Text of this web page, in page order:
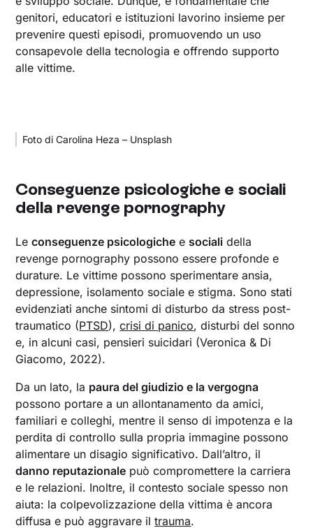
genitori, educatori e istituzioni lavorino insieme per
prevenire questi episodi, promuovendo un uso
consapevole della tecnologia e offrendo supporto
alle vittime.
Foto di Carolina Heza – Unsplash
Conseguenze psicologiche e sociali
della revenge pornography
Leconseguenze psicologiche e sociali della
revenge pornography possono essere profonde e
durature. Le vittime possono sperimentare ansia,
depressione, isolamento sociale e stigma. Sono stati
evidenziati anche sintomi di disturbo da stress post-
traumatico (PTSD),crisi di panico, disturbi del sonno
e, in alcuni casi, pensieri suicidari (Veronica & Di
Giacomo, 2022).
Da un lato, la paura del giudizio e la vergogna
possono portare a un allontanamento da amici,
familiari e colleghi, mentre il senso di impotenza e la
perdita di controllo sulla propria immagine possono
alimentare un disagio significativo. Dall’altro, il
danno reputazionale può compromettere la carriera
e le relazioni. Inoltre, il contesto sociale spesso non
aiuta: la colpevolizzazione della vittima è ancora
diffusa e può aggravare iltrauma.